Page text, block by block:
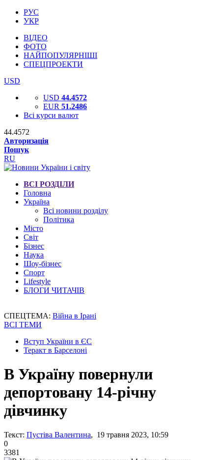
РУС
УКР
ВІДЕО
ФОТО
НАЙПОПУЛЯРНІШІ
СПЕЦПРОЕКТИ
USD
USD 44.4572
EUR 51.2486
Всі курси валют
44.4572
Авторизація
Пошук
RU
ВСІ РОЗДІЛИ
Головна
Україна
Всі новини розділу
Політика
Місто
Світ
Бізнес
Наука
Шоу-бізнес
Спорт
Lifestyle
БЛОГИ ЧИТАЧІВ
СПЕЦТЕМА: Війна в Ірані
ВСІ ТЕМИ
Вступ України в ЄС
Теракт в Барселоні
В Україну повернули
депортовану 14-річну
дівчинку
Текст: Пустіва Валентина, 19 травня 2023, 10:59
0
3381